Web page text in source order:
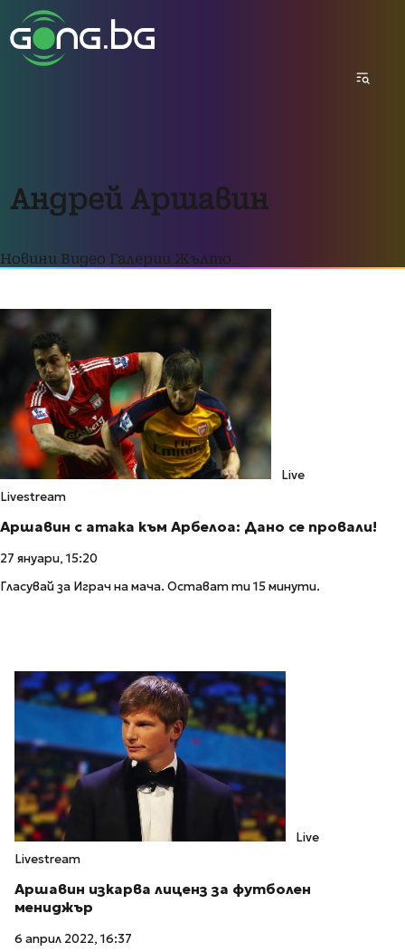
Андрей Аршавин
Новини Видео Галерии Жълто
Live
Livestream
Аршавин с атака към Арбелоа: Дано се провали!
27 януари, 15:20
Гласувай за Играч на мача. Остават ти 15 минути.
Live
Livestream
Аршавин изкарва лиценз за футболен
мениджър
6 април 2022, 16:37